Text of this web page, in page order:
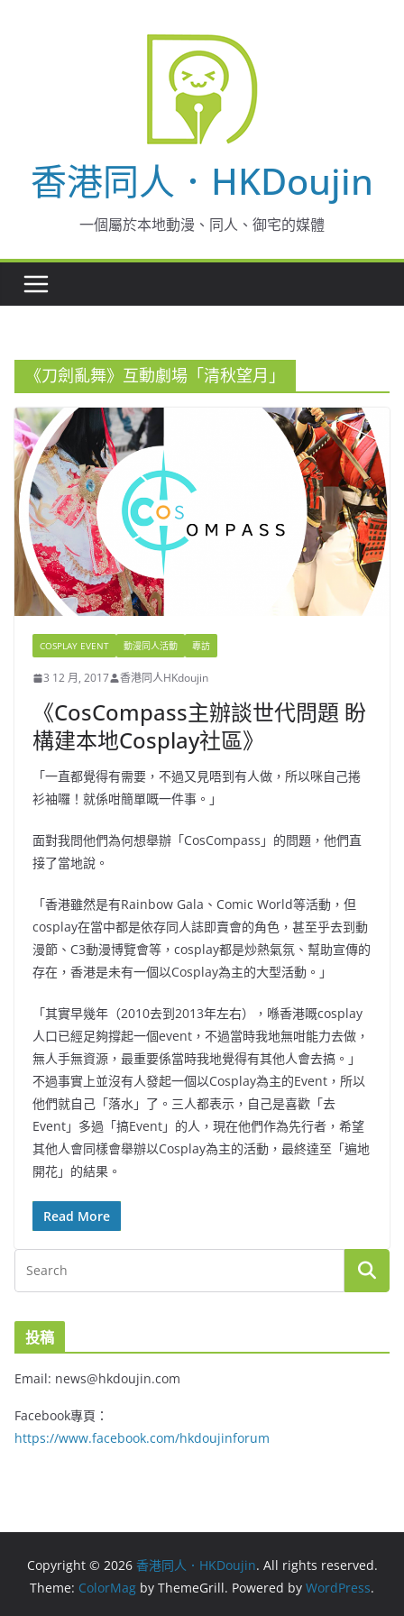
香港同人．HKDoujin
一個屬於本地動漫、同人、御宅的媒體
《刀劍亂舞》互動劇場「清秋望月」
COSPLAY EVENT 動漫同人活動 專訪
3 12 月, 2017 香港同人HKdoujin
《CosCompass主辦談世代問題 盼
構建本地Cosplay社區》
「一直都覺得有需要，不過又見唔到有人做，所以咪自己捲
衫袖囉！就係咁簡單嘅一件事。」
面對我問他們為何想舉辦「CosCompass」的問題，他們直
接了當地說。
「香港雖然是有Rainbow Gala、Comic World等活動，但
cosplay在當中都是依存同人誌即賣會的角色，甚至乎去到動
漫節、C3動漫博覽會等，cosplay都是炒熱氣氛、幫助宣傳的
存在，香港是未有一個以Cosplay為主的大型活動。」
「其實早幾年（2010去到2013年左右），喺香港嘅cosplay
人口已經足夠撐起一個event，不過當時我地無咁能力去做，
無人手無資源，最重要係當時我地覺得有其他人會去搞。」
不過事實上並沒有人發起一個以Cosplay為主的Event，所以
他們就自己「落水」了。三人都表示，自己是喜歡「去
Event」多過「搞Event」的人，現在他們作為先行者，希望
其他人會同樣會舉辦以Cosplay為主的活動，最終達至「遍地
開花」的結果。
Read More
投稿
Email: news@hkdoujin.com
Facebook專頁：
https://www.facebook.com/hkdoujinforum
Copyright © 2026 香港同人．HKDoujin. All rights reserved.
Theme: ColorMag by ThemeGrill. Powered by WordPress.